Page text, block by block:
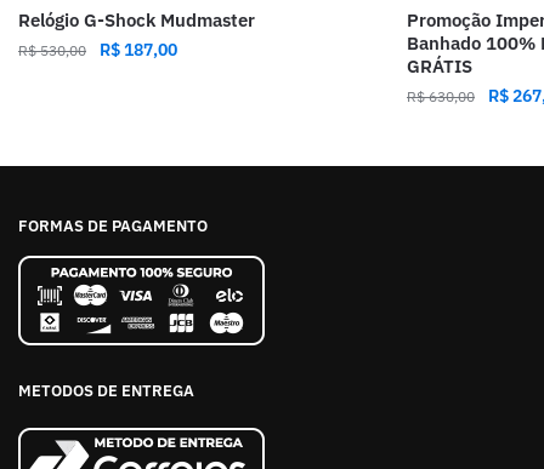
Relógio G-Shock Mudmaster
R$530,00 R$187,00
Promoção
Banhado 100%
GRÁTIS
R$630,00 R$
FORMAS DE PAGAMENTO
METODOS DE ENTREGA